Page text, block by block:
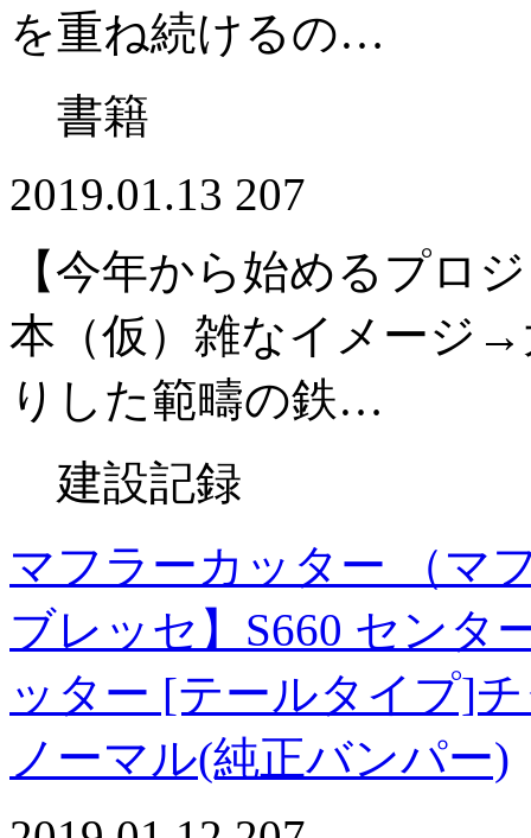
を重ね続けるの…
書籍
2019.01.13 207
【今年から始めるプロ
本（仮）雑なイメージ
りした範疇の鉄…
建設記録
マフラーカッター （マ
ブレッセ】S660 センタ
ッター [テールタイプ]
ノーマル(純正バンパー)